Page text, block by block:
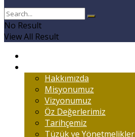
No Result
View All Result
Hakkımızda
Misyonumuz
Vizyonumuz
Öz Değerlerimiz
Tarihçemiz
Tüzük ve Yönetmelikler